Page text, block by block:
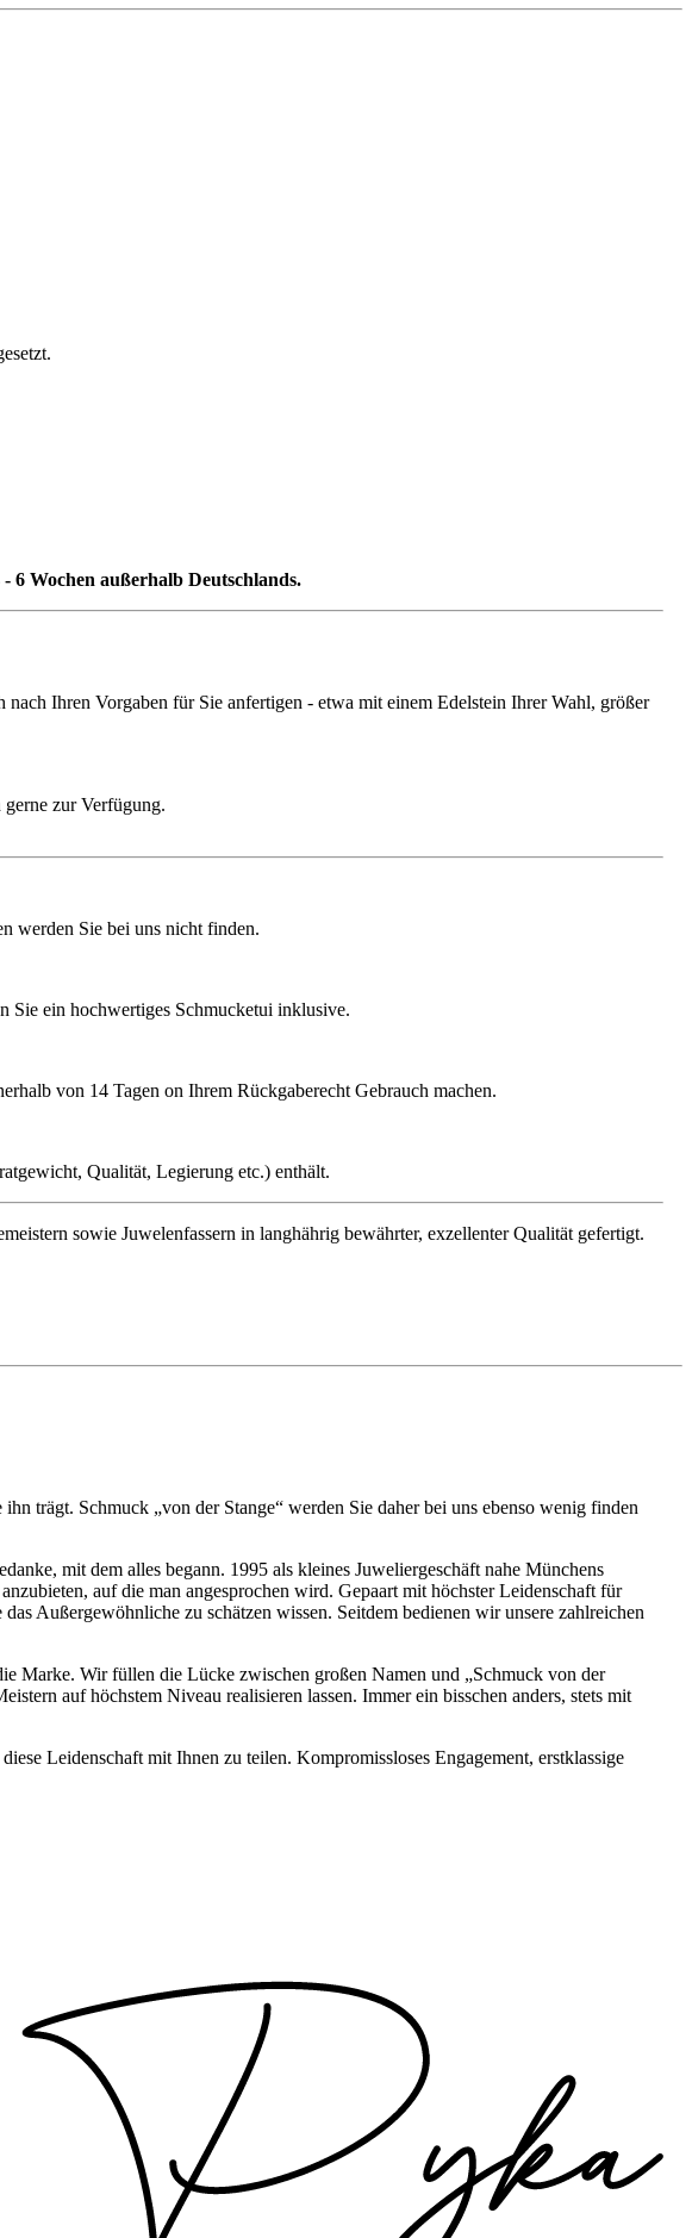
6 Wochen außerhalb Deutschlands.
Ihren Vorgaben für Sie anfertigen - etwa mit einem Edelstein Ihrer Wahl, größer
zur Verfügung.
werden Sie bei uns nicht finden.
Sie ein hochwertiges Schmucketui inklusive.
von 14 Tagen on Ihrem Rückgaberecht Gebrauch machen.
Qualität, Legierung etc.) enthält.
sowie Juwelenfassern in langhährig bewährter, exzellenter Qualität gefertigt.
trägt. Schmuck „von der Stange“ werden Sie daher bei uns ebenso wenig finden
mit dem alles begann. 1995 als kleines Juweliergeschäft nahe Münchens
auf die man angesprochen wird. Gepaart mit höchster Leidenschaft für
Außergewöhnliche zu schätzen wissen. Seitdem bedienen wir unsere zahlreichen
Marke. Wir füllen die Lücke zwischen großen Namen und „Schmuck von der
auf höchstem Niveau realisieren lassen. Immer ein bisschen anders, stets mit
Leidenschaft mit Ihnen zu teilen. Kompromissloses Engagement, erstklassige